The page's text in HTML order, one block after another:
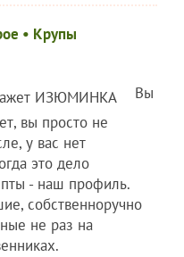
• Крупы
Вы
вы просто не
у вас нет
это дело
- наш профиль.
собственноручно
не раз на